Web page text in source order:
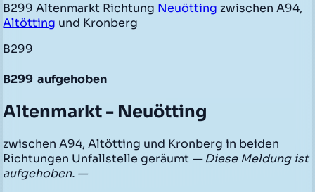
B299 Altenmarkt Richtung Neuötting zwischen A94,
Altötting und Kronberg
B299
B299 aufgehoben
Altenmarkt - Neuötting
zwischen A94, Altötting und Kronberg in beiden
Richtungen Unfallstelle geräumt — Diese Meldung ist
aufgehoben. —